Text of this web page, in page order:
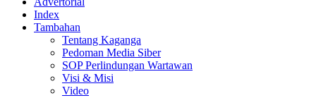
Index
Tambahan
Tentang Kaganga
Pedoman Media Siber
SOP Perlindungan Wartawan
Visi & Misi
Video